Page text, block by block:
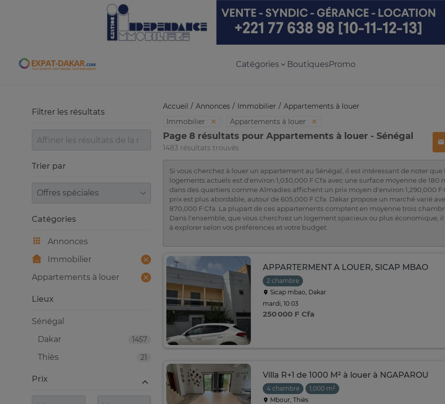
Expat-Dakar Catégories BoutiquesPromo
Accueil Annonces Immobilier
Appartements à louer
Immobilier
Appartements à louer
Page 8 résultats pour Appartements à louer - Sénégal
1483 résultats trouvés
Si vous cherchez à louer un appartement au Sénégal, il est intéressant de noter que
logements actuels est d'environ 1,030,000 F Cfa avec une surface moyenne de 180
dans des quartiers comme Almadies affichent un prix moyen d'environ 1,290,000 F
prix est plus abordable, autour de 605,000 F Cfa. Dakar propose un marché varié
870,000 F Cfa. La plupart de ces appartements comptent en moyenne trois
Dans l'ensemble, que vous cherchiez un logement spacieux ou plus économique,
à explorer selon vos préférences et votre budget.
APPARTERMENT A LOUER, SICAP MBAO
2 chambre
Sicap mbao, Dakar
mardi, 10:03
250 000 F Cfa
Villa R+1 de 1000 M² à louer à NGAPAROU
4 chambre
1,000 m²
Mbour, Thiès
Filtrer les résultats
Trier par
Trier par
Catégories
Annonces
Immobilier
Appartements à louer
Lieux
Sénégal
1457
Dakar
21
Thiès
Prix